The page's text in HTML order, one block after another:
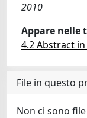
2010
Appare nelle
4.2 Abstract
File in questo
Non ci sono